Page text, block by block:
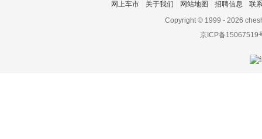
网上车市 关于我们 网站地图 招聘信息
联
Copyright © 1999 - 2026
京ICP备15067519